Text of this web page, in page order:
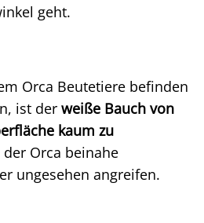
geht.
Orca Beutetiere befinden
ist der weiße Bauch von
kaum zu
der Orca beinahe
ungesehen angreifen.